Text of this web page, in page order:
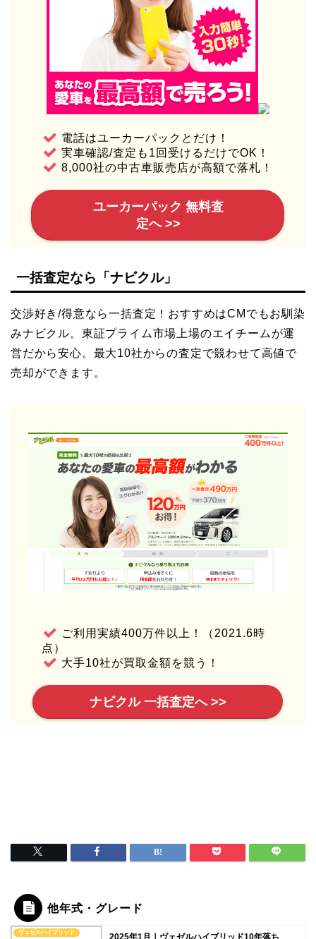
電話はユーカーパックとだけ！
実車確認/査定も1回受けるだけでOK！
8,000社の中古車販売店が高額で落札！
ユーカーパック 無料査
定へ >>
一括査定なら「ナビクル」
交渉好き/得意なら一括査定！おすすめはCMでもお馴染
みナビクル。東証プライム市場上場のエイチームが運
営だから安心。最大10社からの査定で競わせて高値で
売却ができます。
ご利用実績400万件以上！（2021.6時
点）
大手10社が買取金額を競う！
ナビクル 一括査定へ >>
他年式・グレード
ヴェゼルハイブリッド